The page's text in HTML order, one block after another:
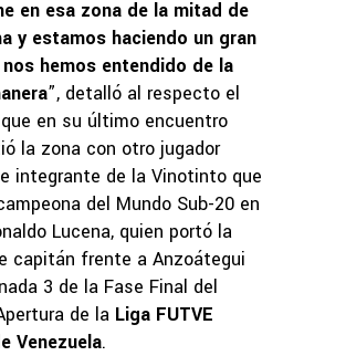
en esa zona de la mitad de
y estamos haciendo un gran
hemos entendido de la
”, detalló al respecto el
en su último encuentro
la zona con otro jugador
integrante de la Vinotinto que
del Mundo Sub-20 en
Lucena, quien portó la
capitán frente a Anzoátegui
3 de la Fase Final del
de la Liga FUTVE
Venezuela.